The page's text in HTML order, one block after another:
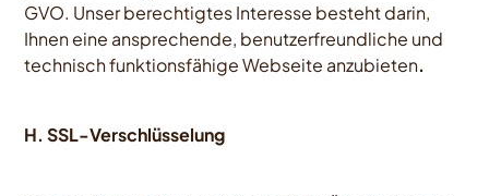
GVO. Unser berechtigtes Interesse besteht darin,
Ihnen eine ansprechende, benutzerfreundliche und
technisch funktionsfähige Webseite anzubieten.
H. SSL-Verschlüsselung